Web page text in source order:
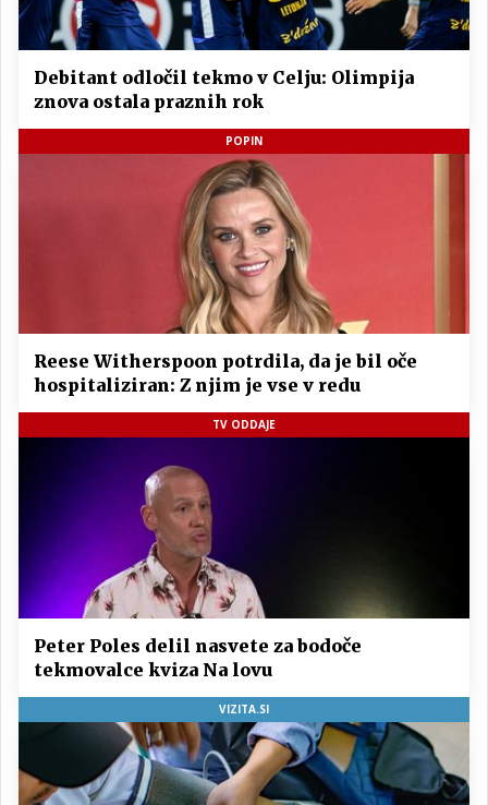
Debitant odločil tekmo v Celju: Olimpija
znova ostala praznih rok
POPIN
Reese Witherspoon potrdila, da je bil oče
hospitaliziran: Z njim je vse v redu
TV ODDAJE
Peter Poles delil nasvete za bodoče
tekmovalce kviza Na lovu
VIZITA.SI